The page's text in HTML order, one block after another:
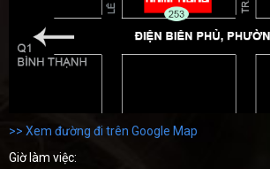
>> Xem đường đi trên Google Map
Giờ làm việc: